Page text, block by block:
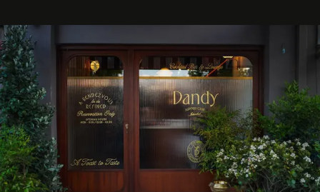
tematik gastronomi geceleri misafirlerle buluşuyor.
Paylaşıma, lezzete ve müziğe odaklanan bu özel
akşamlar, YAZ’ın sade lüks anlayışını gün batımından
geceye taşıyarak her hafta farklı bir deneyim sunuyor.